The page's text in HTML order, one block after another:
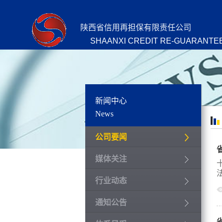
陕西省信用再担保有限责任公司
SHAANXI CREDIT RE-
新闻中心
News
公司要闻
媒体关注
行业动态
通知公告